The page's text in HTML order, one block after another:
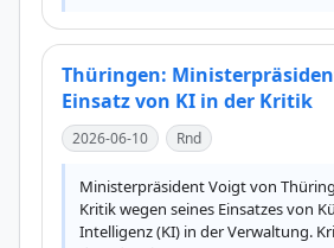
Thüringen:
Einsatz von KI in der Kritik
2026-06-10 Rnd
Ministerpräsident Voigt von
Kritik wegen seines Einsatzes von
Intelligenz (KI) in der Verwaltung.